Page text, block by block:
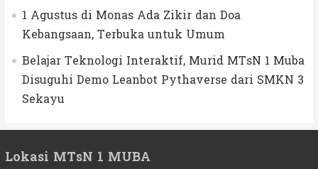
1 Agustus di Monas Ada Zikir dan Doa
Kebangsaan, Terbuka untuk Umum
Belajar Teknologi Interaktif, Murid MTsN 1 Muba
Disuguhi Demo Leanbot Pythaverse dari SMKN 3
Sekayu
Lokasi MTsN 1 MUBA